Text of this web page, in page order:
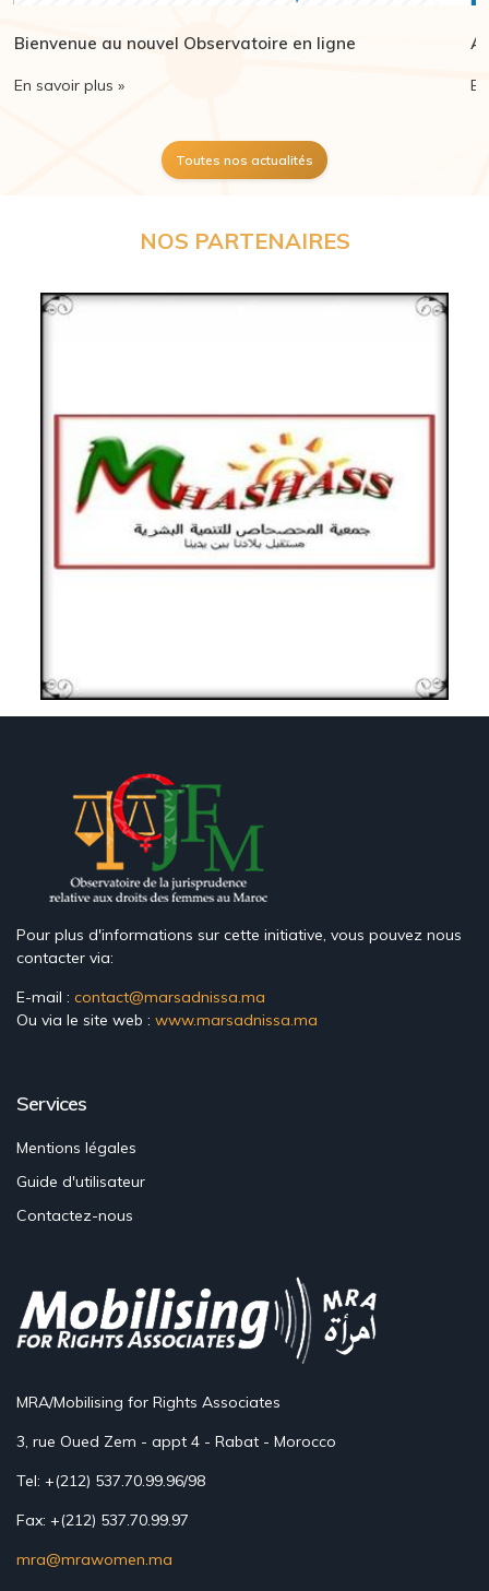
Bienvenue au nouvel Observatoire en ligne
En savoir plus »
Toutes nos actualités
NOS PARTENAIRES
Previous
Pour plus d'informations sur cette initiative, vous pouvez nous
contacter via:
E-mail : contact@marsadnissa.ma
Ou via le site web : www.marsadnissa.ma
Services
Mentions légales
Guide d'utilisateur
Contactez-nous
MRA/Mobilising for Rights Associates
3, rue Oued Zem - appt 4 - Rabat - Morocco
Tel: +(212) 537.70.99.96/98
Fax: +(212) 537.70.99.97
mra@mrawomen.ma